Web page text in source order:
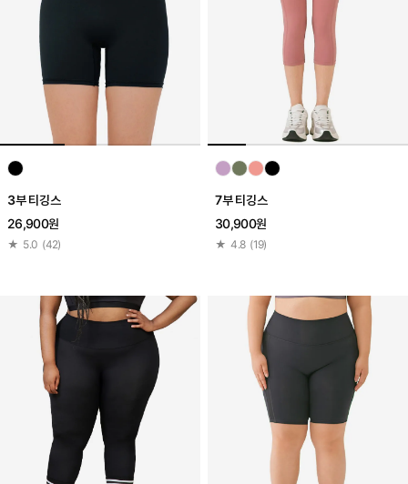
3부 티깅스
26,900원
★ 5.0 (42)
7부 티깅스
30,900원
★ 4.8 (19)